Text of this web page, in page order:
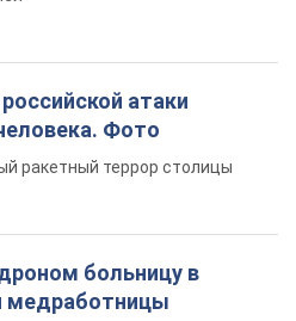
атаки
Фото
ракетный террор столицы
больницу в
медработницы